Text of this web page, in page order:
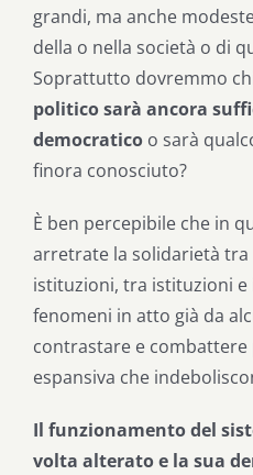
grandi, ma anche
della o nella società o di
Soprattutto dovremmo
politico sarà ancora
democratico o sarà
finora conosciuto?
È ben percepibile che in
arretrate la solidarietà
istituzioni, tra istituzioni e
fenomeni in atto già da
contrastare e
espansiva che
Il funzionamento del
volta alterato e la sua